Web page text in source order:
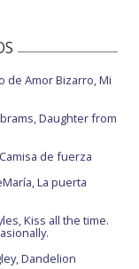
de Amor Bizarro, Mi
Daughter from
de fuerza
La puerta
Kiss all the time.
Dandelion